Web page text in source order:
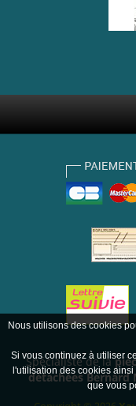
Nous utilisons des cookies
Si vous continuez à utiliser
l'utilisation des cookies
que vous
Spécialiste de la
détachées Bernard